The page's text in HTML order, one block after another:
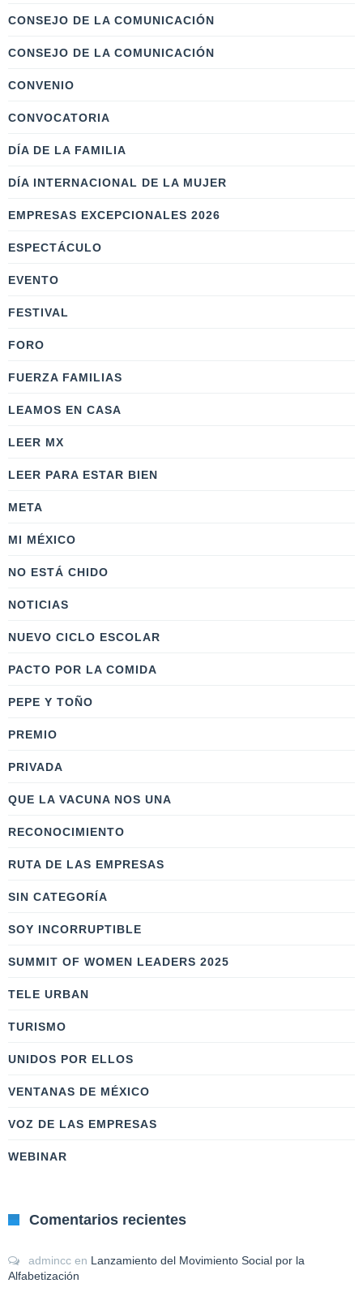
CONSEJO DE LA COMUNICACIÓN
CONSEJO DE LA COMUNICACIÓN
CONVENIO
CONVOCATORIA
DÍA DE LA FAMILIA
DÍA INTERNACIONAL DE LA MUJER
EMPRESAS EXCEPCIONALES 2026
ESPECTÁCULO
EVENTO
FESTIVAL
FORO
FUERZA FAMILIAS
LEAMOS EN CASA
LEER MX
LEER PARA ESTAR BIEN
META
MI MÉXICO
NO ESTÁ CHIDO
NOTICIAS
NUEVO CICLO ESCOLAR
PACTO POR LA COMIDA
PEPE Y TOÑO
PREMIO
PRIVADA
QUE LA VACUNA NOS UNA
RECONOCIMIENTO
RUTA DE LAS EMPRESAS
SIN CATEGORÍA
SOY INCORRUPTIBLE
SUMMIT OF WOMEN LEADERS 2025
TELE URBAN
TURISMO
UNIDOS POR ELLOS
VENTANAS DE MÉXICO
VOZ DE LAS EMPRESAS
WEBINAR
Comentarios recientes
admincc en Lanzamiento del Movimiento Social por la
Alfabetización